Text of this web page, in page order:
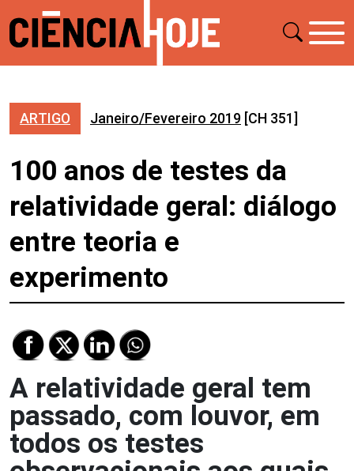
ARTIGO Janeiro/Fevereiro 2019 [CH 351]
100 anos de testes da
relatividade geral: diálogo
entre teoria e
experimento
A relatividade geral tem
passado, com louvor, em
todos os testes